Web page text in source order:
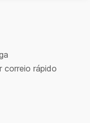
correio rápido